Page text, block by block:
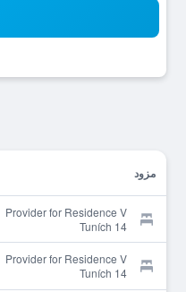
مزود
Provider for Residence V
Tuních 14
Provider for Residence V
Tuních 14